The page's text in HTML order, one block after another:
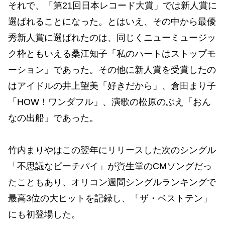
それで、「第21回日本レコード大賞」では新人賞に
選ばれることになった。とはいえ、その中から最優
秀新人賞に選ばれたのは、同じくニューミュージッ
ク枠ともいえる桑江知子「私のハートはストップモ
ーション」であった。その他に新人賞を受賞したの
はアイドルの井上望美「好きだから」、倉田まり子
「HOW！ワンダフル」、演歌の松原のぶえ「おん
なの出船」であった。
竹内まりやはこの翌年にリリースした次のシングル
「不思議なピーチパイ」が資生堂のCMソングだっ
たこともあり、オリコン週間シングルランキングで
最高3位の大ヒットを記録し、「ザ・ベストテン」
にも初登場した。